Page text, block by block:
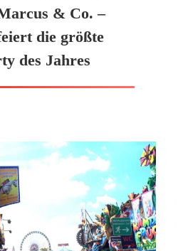
& Co. –
die größte
des Jahres